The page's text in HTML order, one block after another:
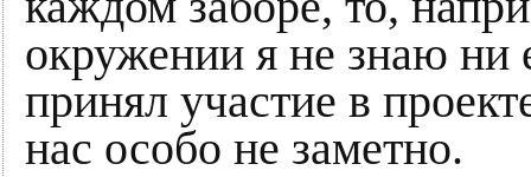
окружении я не знаю ни
принял участие в
нас особо не заметно.